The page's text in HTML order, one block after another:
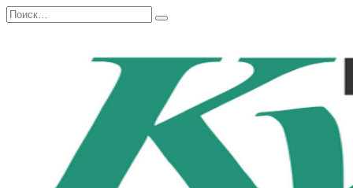
Перейти
к
Search
for: